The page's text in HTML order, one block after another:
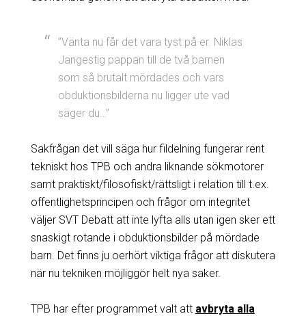
”Vänta nu får det vara tyst på er. Niklas
Jangestig pappan till de två barnen
som så brutalt mördades och vars
obduktionsbilderna nu ligger ute vad
säger du…”
Sakfrågan det vill säga hur fildelning fungerar rent
tekniskt hos TPB och andra liknande sökmotorer
samt praktiskt/filosofiskt/rättsligt i relation till t.ex.
offentlighetsprincipen och frågor om integritet
väljer SVT Debatt att inte lyfta alls utan igen sker ett
snaskigt rotande i obduktionsbilder på mördade
barn. Det finns ju oerhört viktiga frågor att diskutera
när nu tekniken möjliggör helt nya saker.
TPB har efter programmet valt att avbryta alla